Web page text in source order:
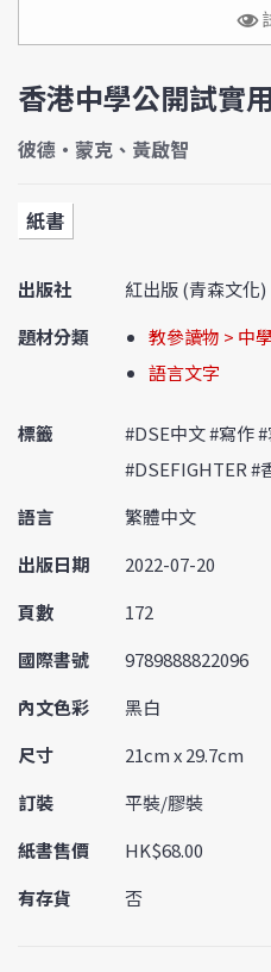
香港中學公開試實
彼德‧蒙克、黃啟智
紙書
出版社
紅出版 (青森文化)
題材分類
教參讀物 > 中學
語言文字
標籤
#DSE中文 #寫作
#DSEFIGHTER #
語言
繁體中文
出版日期
2022-07-20
頁數
172
國際書號
9789888822096
內文色彩
黑白
尺寸
21cm x 29.7cm
訂裝
平裝/膠裝
紙書售價
HK$68.00
有存貨
否